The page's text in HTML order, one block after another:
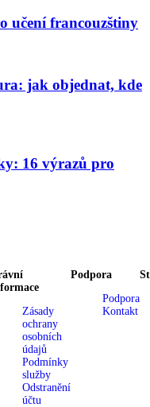
učení francouzštiny
jak objednat, kde
16 výrazů pro
Zásady
ochrany
osobních
údajů
Podmínky
služby
Odstranění
účtu
Podpora
Podpora
Kontakt